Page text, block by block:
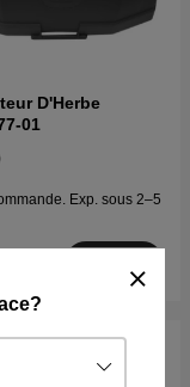
D'Herbe
01
Exp. sous 2–5